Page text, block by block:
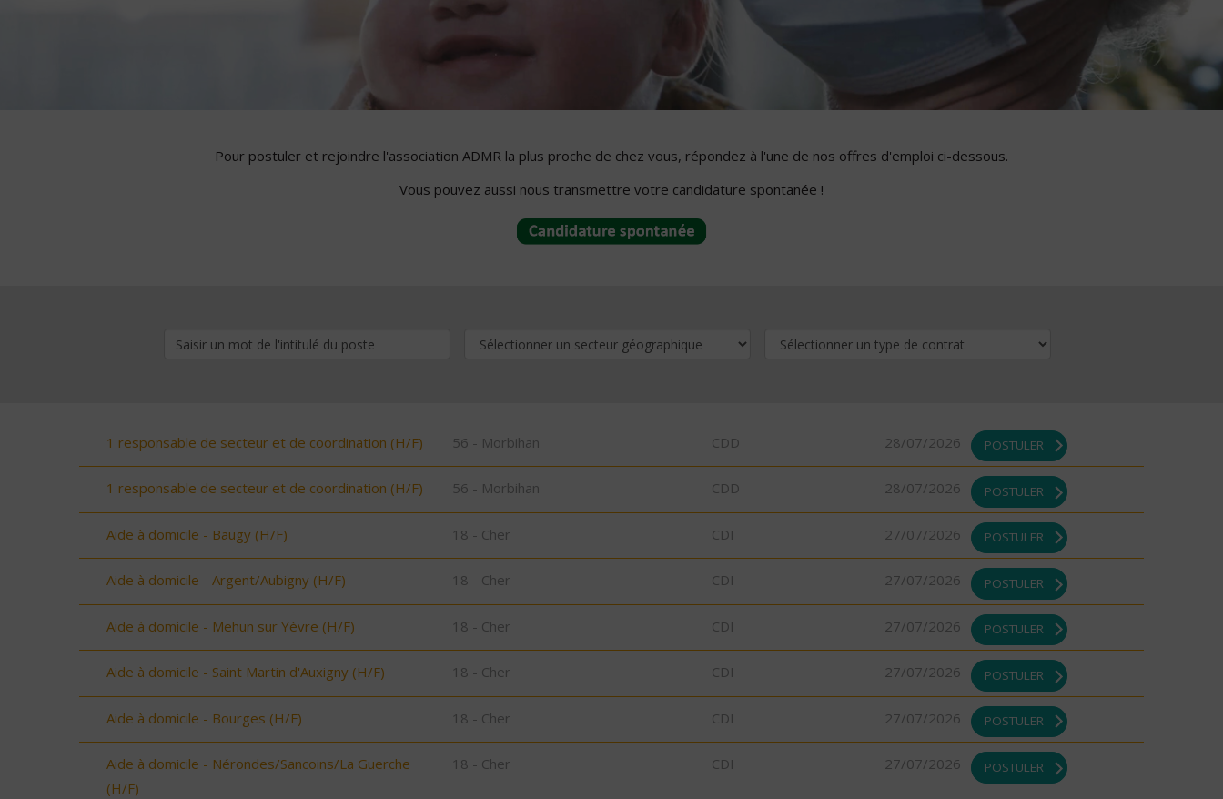
Pour postuler et rejoindre l'association ADMR la plus proche de chez vous, répondez à l'une de nos offres d'emploi ci-dessous.
Vous pouvez aussi nous transmettre votre candidature spontanée !
1 responsable de secteur et de coordination (H/F) 56 - Morbihan CDD 28/07/2026 POSTULER
1 responsable de secteur et de coordination (H/F) 56 - Morbihan CDD 28/07/2026 POSTULER
Aide à domicile - Baugy (H/F) 18 - Cher CDI 27/07/2026 POSTULER
Aide à domicile - Argent/Aubigny (H/F) 18 - Cher CDI 27/07/2026 POSTULER
Aide à domicile - Mehun sur Yèvre (H/F) 18 - Cher CDI 27/07/2026 POSTULER
Aide à domicile - Saint Martin d'Auxigny (H/F) 18 - Cher CDI 27/07/2026 POSTULER
Aide à domicile - Bourges (H/F) 18 - Cher CDI 27/07/2026 POSTULER
Aide à domicile - Nérondes/Sancoins/La Guerche
(H/F)
18 - Cher CDI 27/07/2026 POSTULER